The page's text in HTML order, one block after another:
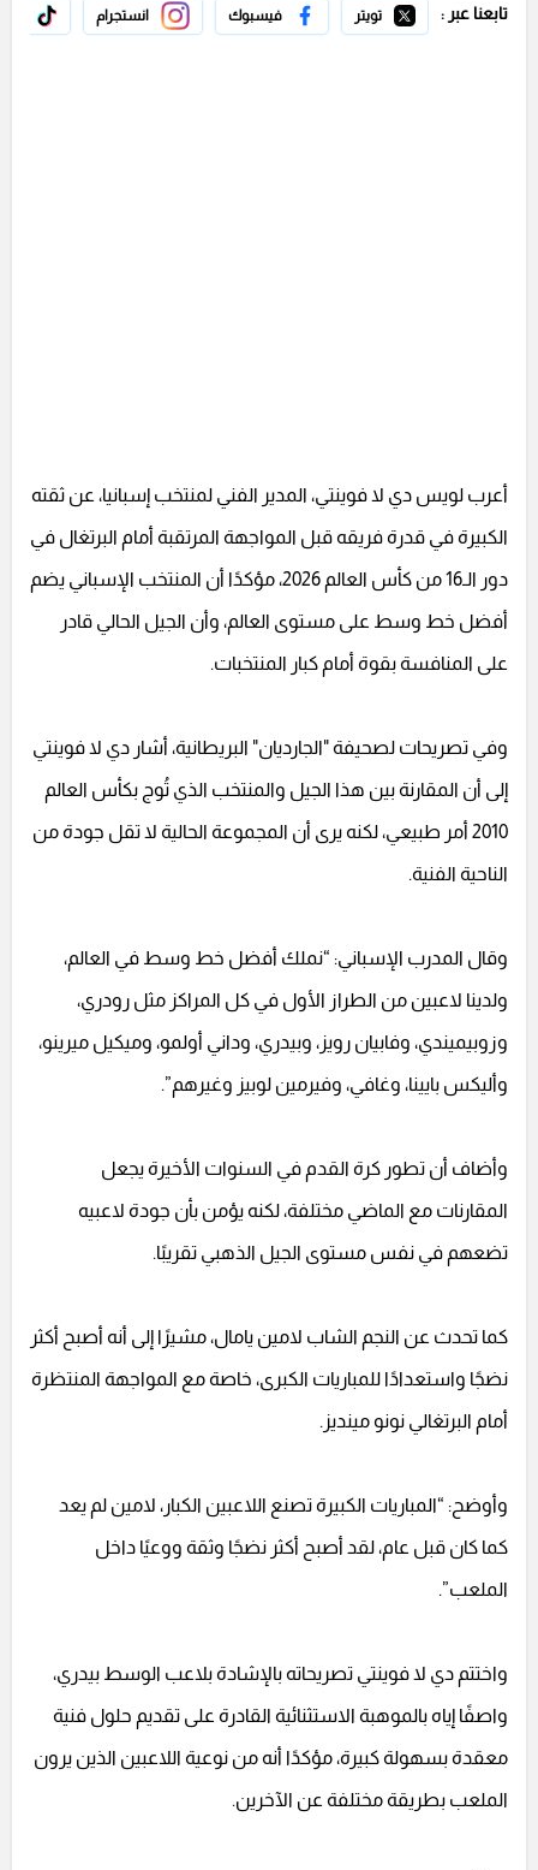
تابعنا عبر : تويتر فيسبوك انستجرام
أعرب لويس دي لا فوينتي، المدير الفني لمنتخب إسبانيا، عن ثقته
الكبيرة في قدرة فريقه قبل المواجهة المرتقبة أمام البرتغال في
دور الـ16 من كأس العالم 2026، مؤكدًا أن المنتخب الإسباني يضم
أفضل خط وسط على مستوى العالم، وأن الجيل الحالي قادر
على المنافسة بقوة أمام كبار المنتخبات.
وفي تصريحات لصحيفة "الجارديان" البريطانية، أشار دي لا فوينتي
إلى أن المقارنة بين هذا الجيل والمنتخب الذي تُوج بكأس العالم
2010 أمر طبيعي، لكنه يرى أن المجموعة الحالية لا تقل جودة من
الناحية الفنية.
وقال المدرب الإسباني: “نملك أفضل خط وسط في العالم،
ولدينا لاعبين من الطراز الأول في كل المراكز مثل رودري،
وزوبيميندي، وفابيان رويز، وبيدري، وداني أولمو، وميكيل ميرينو،
وأليكس بايينا، وغافي، وفيرمين لوبيز وغيرهم”.
وأضاف أن تطور كرة القدم في السنوات الأخيرة يجعل
المقارنات مع الماضي مختلفة، لكنه يؤمن بأن جودة لاعبيه
تضعهم في نفس مستوى الجيل الذهبي تقريبًا.
كما تحدث عن النجم الشاب لامين يامال، مشيرًا إلى أنه أصبح أكثر
نضجًا واستعدادًا للمباريات الكبرى، خاصة مع المواجهة المنتظرة
أمام البرتغالي نونو مينديز.
وأوضح: “المباريات الكبيرة تصنع اللاعبين الكبار، لامين لم يعد
كما كان قبل عام، لقد أصبح أكثر نضجًا وثقة ووعيًا داخل
الملعب”.
واختتم دي لا فوينتي تصريحاته بالإشادة بلاعب الوسط بيدري،
واصفًا إياه بالموهبة الاستثنائية القادرة على تقديم حلول فنية
معقدة بسهولة كبيرة، مؤكدًا أنه من نوعية اللاعبين الذين يرون
الملعب بطريقة مختلفة عن الآخرين.